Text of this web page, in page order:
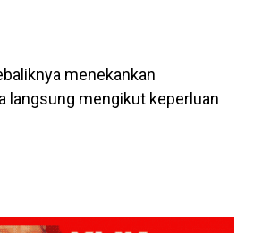
menekankan
langsung mengikut keperluan